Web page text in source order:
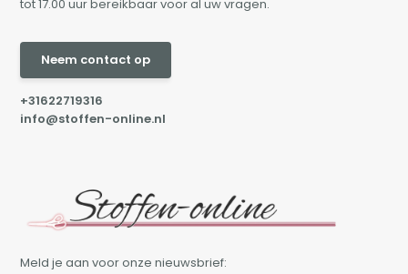
tot 17.00 uur bereikbaar voor al uw vragen.
Neem contact op
+31622719316
info@stoffen-online.nl
Meld je aan voor onze nieuwsbrief: